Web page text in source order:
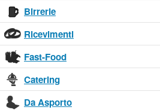
Birrerie
Ricevimenti
Fast-Food
Catering
Da Asporto